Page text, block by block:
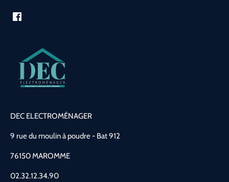
DEC ELECTROMÉNAGER
9 rue du moulin à poudre - Bat 912
76150 MAROMME
02.32.12.34.90